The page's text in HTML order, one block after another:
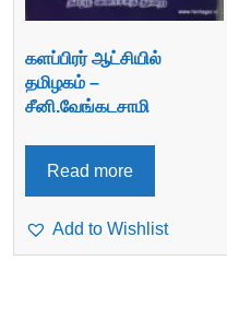
களப்பிரர் ஆட்சியில்
தமிழகம் –
சீனி.வேங்கடசாமி
Read more
Add to Wishlist